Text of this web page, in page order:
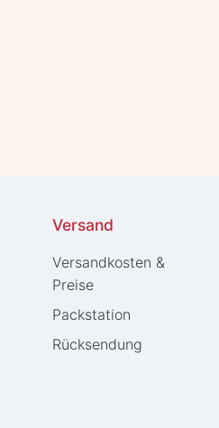
Versand
Versandkosten &
Preise
Packstation
Rücksendung